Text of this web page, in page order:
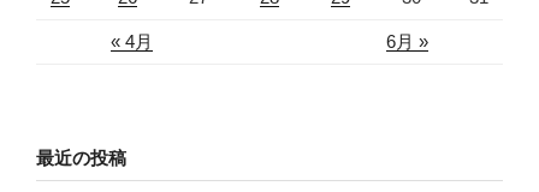
« 4月 6月 »
最近の投稿